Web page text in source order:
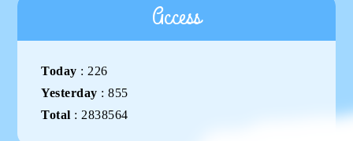
Access
Today : 226
Yesterday :855
Total : 2838564